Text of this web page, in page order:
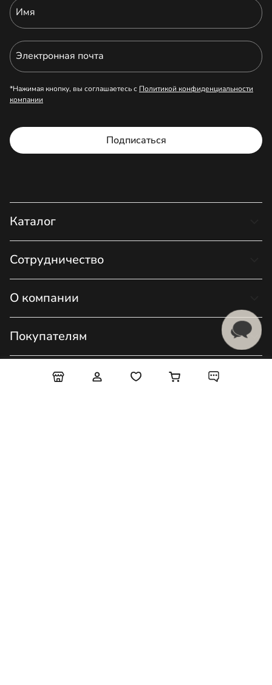
Имя
Электронная почта
Подписаться
*Нажимая кнопку, вы соглашаетесь с Политикой конфиденциальности
компании
Каталог
Сотрудничество
О компании
Покупателям
Загрузки